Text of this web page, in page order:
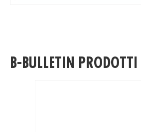
B-BULLETIN PRODOTTI